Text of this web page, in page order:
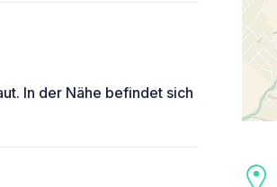
In der Nähe befindet sich